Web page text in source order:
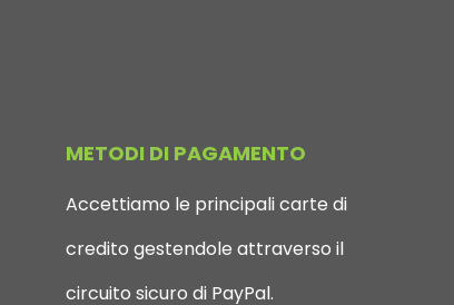
METODI DI PAGAMENTO
Accettiamo le principali carte di
credito gestendole attraverso il
circuito sicuro di PayPal.